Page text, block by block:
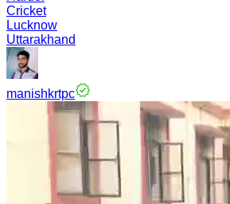
Cricket
Lucknow
Uttarakhand
manishkrtpc